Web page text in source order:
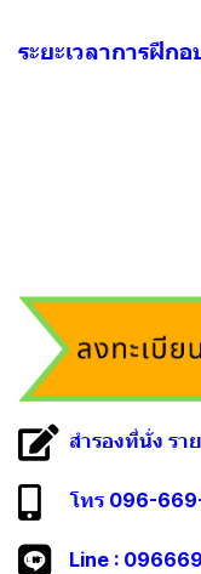
ระยะเวลาการฝึก
สำรองที่นั่ง รา
โทร 096-
Line :